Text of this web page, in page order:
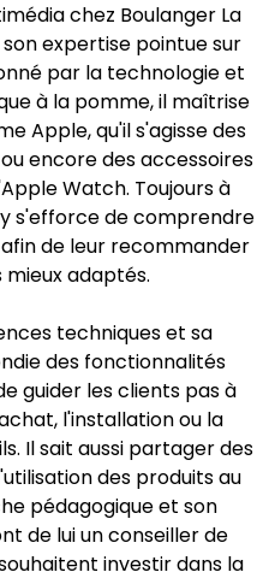
chez Boulanger La
expertise pointue sur
par la technologie et
à la pomme, il maîtrise
Apple, qu'il s'agisse des
encore des accessoires
Watch. Toujours à
s'efforce de comprendre
de leur recommander
adaptés.
techniques et sa
des fonctionnalités
guider les clients pas à
l'installation ou la
Il sait aussi partager des
des produits au
pédagogique et son
de lui un conseiller de
investir dans la